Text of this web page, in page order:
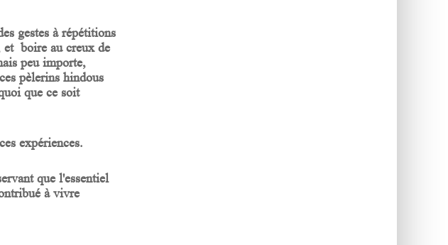
gestes à répétitions
et boire au creux de
peu importe,
pèlerins hindous
que ce soit
expériences.
que l'essentiel
à vivre